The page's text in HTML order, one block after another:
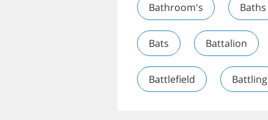
Bathroom's Baths
Bats Battalion
Battlefield Battling